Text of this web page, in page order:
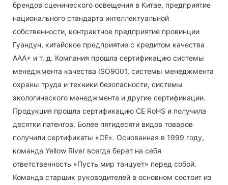
брендов сценического освещения в Китае, предприятие
национального стандарта интеллектуальной
собственности, контрактное предприятие провинции
Гуандун, китайское предприятие с кредитом качества
AAA+ и т. д. Компания прошла сертификацию системы
менеджмента качества ISO9001, системы менеджмента
охраны труда и техники безопасности, системы
экологического менеджмента и другие сертификации.
Продукция прошла сертификацию CE RoHS и получила
десятки патентов. Более пятидесяти видов товаров
получили сертификаты «CE». Основанная в 1999 году,
команда Yellow River всегда берет на себя
ответственность «Пусть мир танцует» перед собой.
Команда старших руководителей в основном состоит из